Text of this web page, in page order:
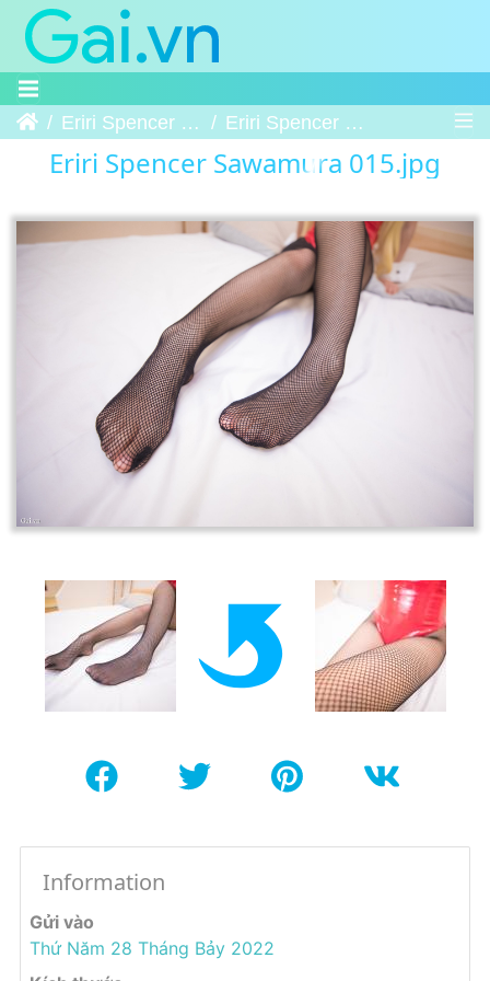
Trang chủEriri Spencer Sawamura Eriri Spencer Sawamura 015
Eriri Spencer Sawamura 015.jpg
Information
Gửi vào
Thứ Năm 28 Tháng Bảy 2022